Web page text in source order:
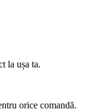
la ușa ta.
orice comandă.